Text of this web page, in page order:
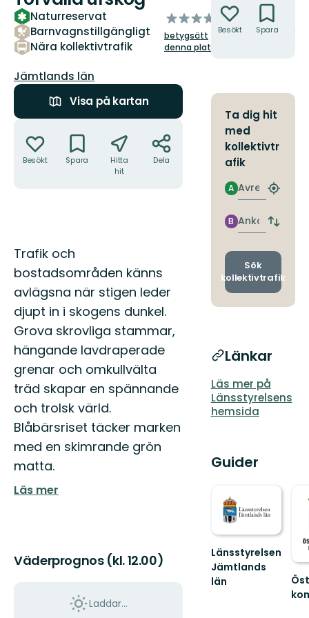
Naturreservat
Barnvagnstillgängligt
Nära kollektivtrafik
av
5
stjärnor
betygsätt
denna plats!
Län:
Jämtlands län
Visa på kartan
Besökt Spara
Hitta
hit
Dela
Beskrivning
Trafik och
bostadsområden känns
avlägsna när stigen leder
djupt in i skogens dunkel.
Grova skrovliga stammar,
hängande lavdraperade
grenar och omkullvälta
träd skapar en spännande
och trolsk värld.
Blåbärsriset täcker marken
med en skimrande grön
matta.
Läs mer
Väderprognos (kl. 12.00)
Laddar...
Besökt Spara
Ta dig hit
med
kollektivtr
afik
Avresa
A
Hitta
Ankomst
B
Byt
och
Sök
kollektivtrafik
Länkar
Läs mer på
Länsstyrelsens
hemsida
Guider
Länsstyrelsen
Jämtlands
län